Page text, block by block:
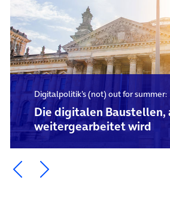
Digitalpolitik’s (not) out for summer:
Die digitalen Baustellen,
weitergearbeitet wird
Ein Element zurück blättern
Ein Element weiter